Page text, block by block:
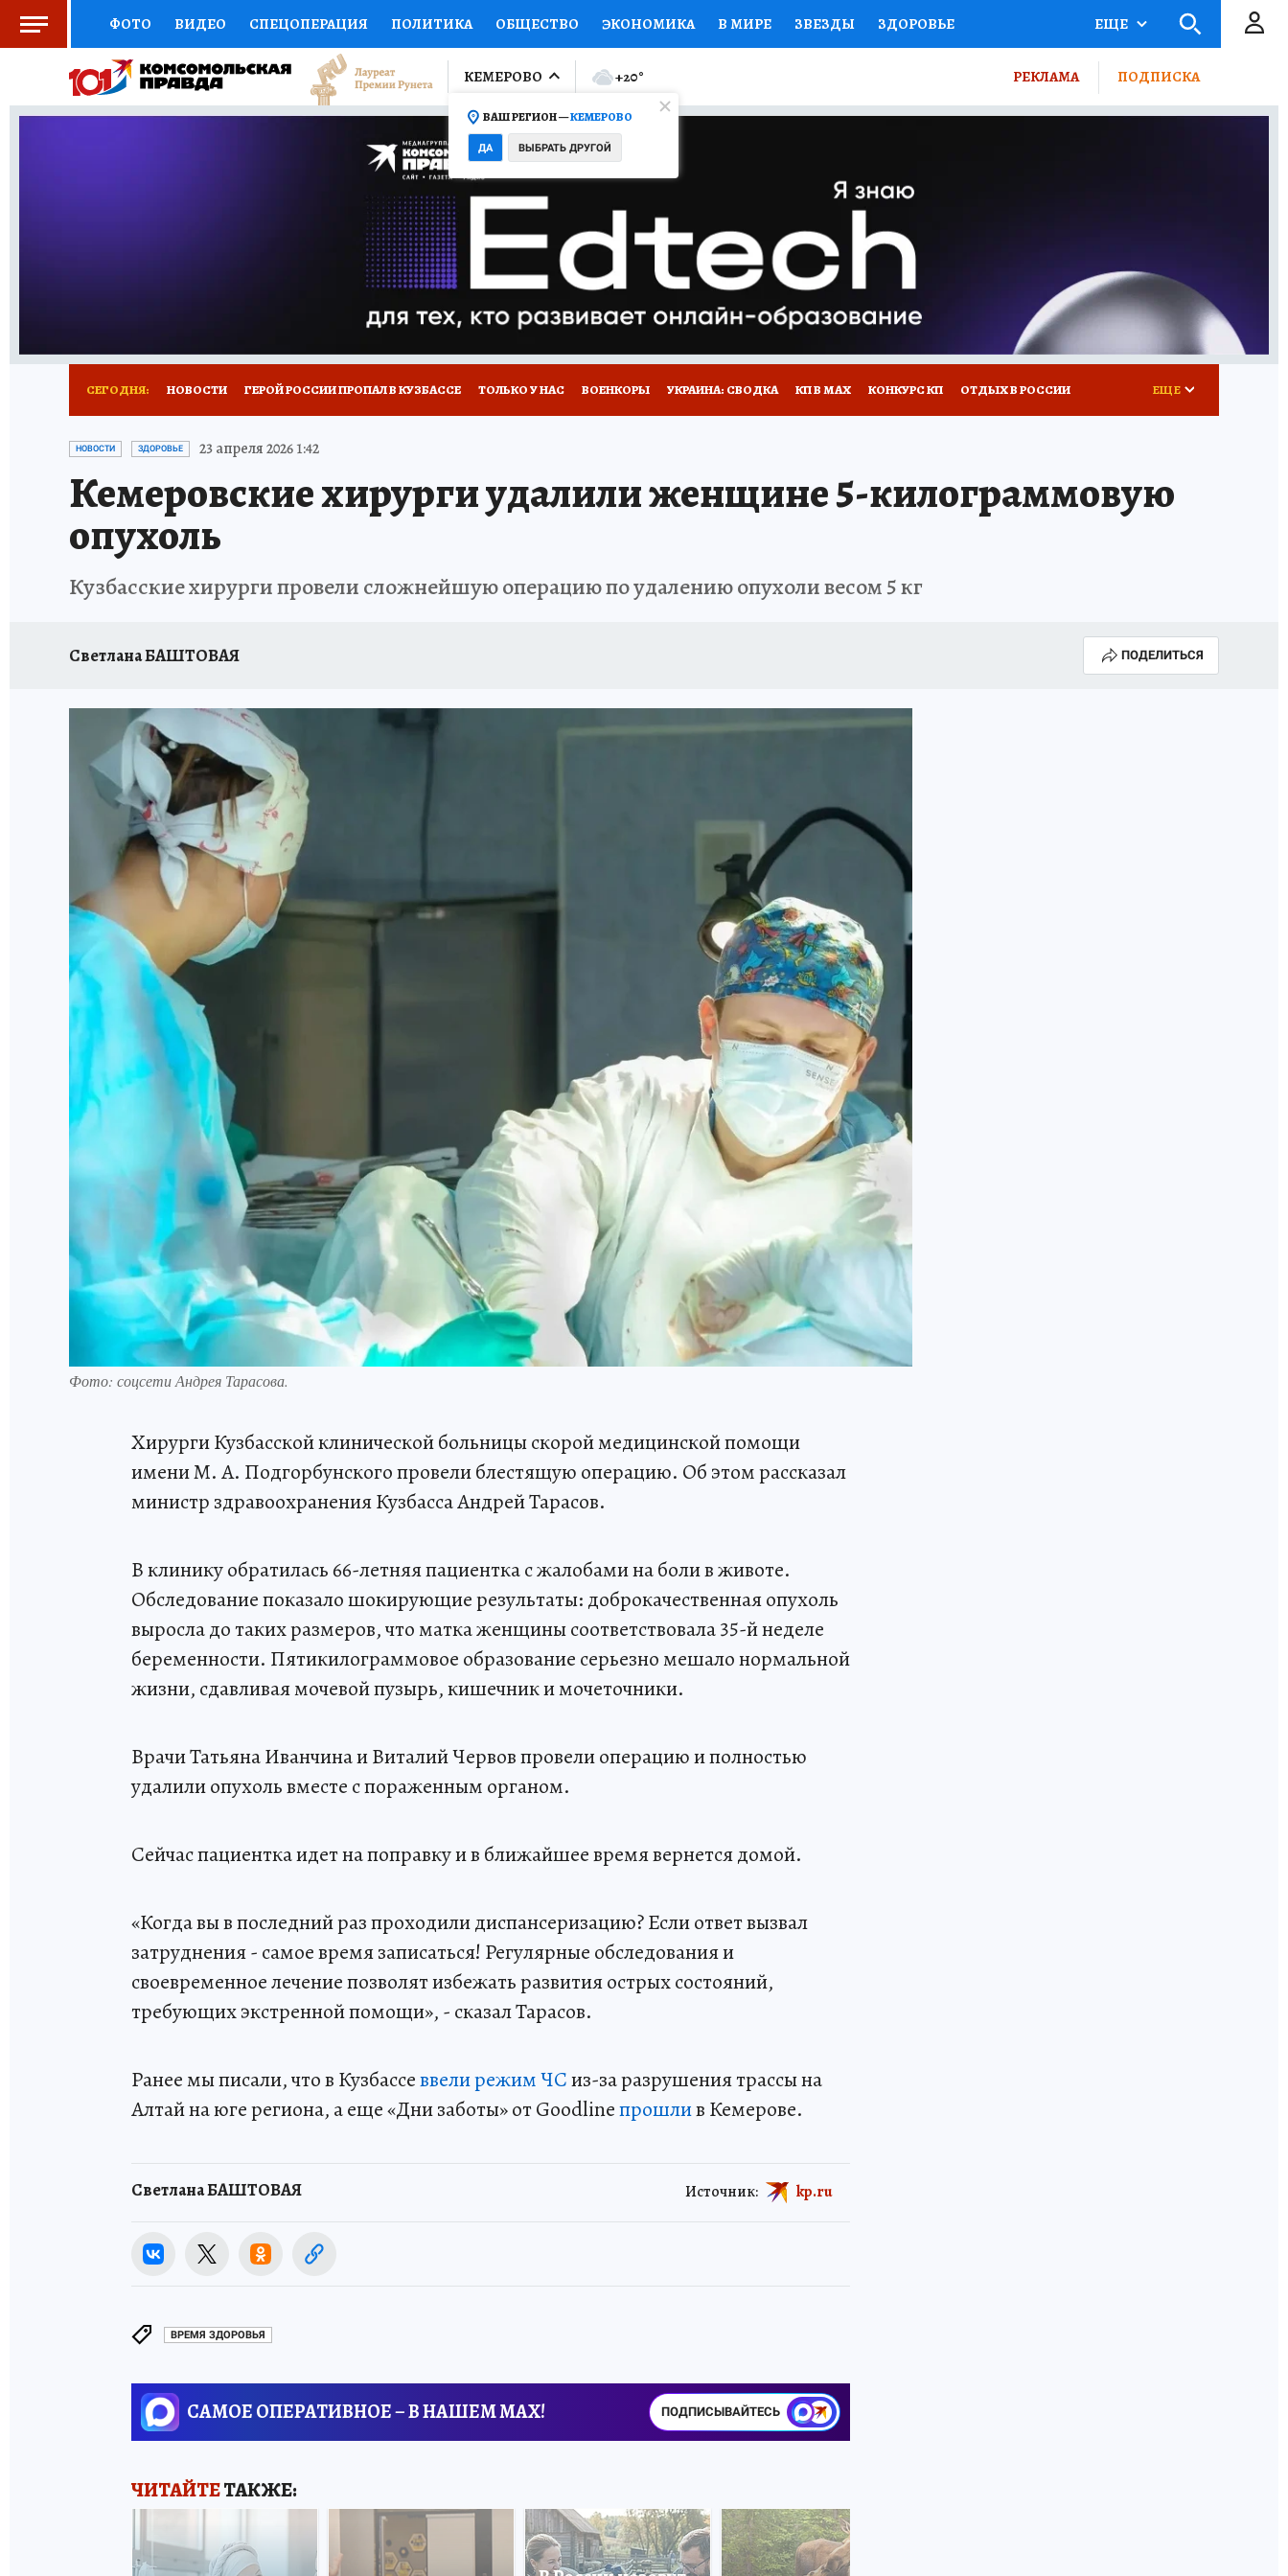
ФОТО ВИДЕО СПЕЦОПЕРАЦИЯ ПОЛИТИКА ОБЩЕСТВО ЭКОНОМИКА В МИРЕ ЗВЕЗДЫ ЗДОРОВЬЕ
СОЦПОДДЕРЖКА НАУКА СПОРТ КОЛУМНИСТЫ ПРОИСШЕСТВИЯ
ВЫБОР ЭКСПЕРТОВ ДОКТОР ФИНАНСЫ ОТКРЫВАЕМ МИР Я ЗНАЮ СЕМЬЯ ЖЕНСКИЕ СЕКРЕТЫ ПУТЕВОДИТЕЛЬ
ПРОГНОЗЫ НА СПОРТ ПРОМОКОДЫ СЕРИАЛЫ
ТЕЛЕВИЗОР КОНКУРСЫ РАБОТА У НАС ГИД ПОТРЕБИТЕЛЯ
НОВОЕ НА САЙТЕ
ЕЩЕ
КЕМЕРОВО
ВАШ РЕГИОН —КЕМЕРОВО
ДА ВЫБРАТЬ ДРУГОЙ
+20° РЕКЛАМА ПОДПИСКА
СЕГОДНЯ: НОВОСТИ ГЕРОЙ РОССИИ ПРОПАЛ В КУЗБАССЕ ТОЛЬКО У НАС ВОЕНКОРЫ УКРАИНА: СВОДКА КП В МАХ КОНКУРС КП ОТДЫХ В РОССИИ
ЗАПОВЕДНАЯ РОССИЯ
ЕЩЕ
НОВОСТИ ЗДОРОВЬЕ 23 апреля 2026 1:42
Кемеровские хирурги удалили женщине 5-килограммовую
опухоль
Кузбасские хирурги провели сложнейшую операцию по удалению опухоли весом 5 кг
Светлана БАШТОВАЯ ПОДЕЛИТЬСЯ
Фото: соцсети Андрея Тарасова.
Хирурги Кузбасской клинической больницы скорой медицинской помощи
имени М. А. Подгорбунского провели блестящую операцию. Об этом рассказал
министр здравоохранения Кузбасса Андрей Тарасов.
В клинику обратилась 66-летняя пациентка с жалобами на боли в животе.
Обследование показало шокирующие результаты: доброкачественная опухоль
выросла до таких размеров, что матка женщины соответствовала 35-й неделе
беременности. Пятикилограммовое образование серьезно мешало нормальной
жизни, сдавливая мочевой пузырь, кишечник и мочеточники.
Врачи Татьяна Иванчина и Виталий Червов провели операцию и полностью
удалили опухоль вместе с пораженным органом.
Сейчас пациентка идет на поправку и в ближайшее время вернется домой.
«Когда вы в последний раз проходили диспансеризацию? Если ответ вызвал
затруднения - самое время записаться! Регулярные обследования и
своевременное лечение позволят избежать развития острых состояний,
требующих экстренной помощи», - сказал Тарасов.
Ранее мы писали, что в Кузбассеввели режим ЧСиз-за разрушения трассы на
Алтай на юге региона, а еще «Дни заботы» от Goodlineпрошлив Кемерове.
Светлана БАШТОВАЯ Источник: kp.ru
ВРЕМЯ ЗДОРОВЬЯ
САМОЕ ОПЕРАТИВНОЕ – В НАШЕМ MAX! ПОДПИСЫВАЙТЕСЬ
ЧИТАЙТЕТАКЖЕ: